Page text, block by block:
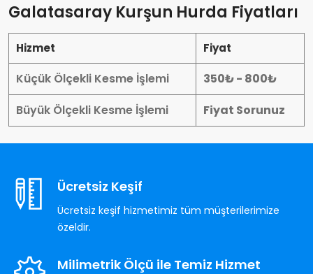
Galatasaray Kurşun Hurda Fiyatları
Hizmet Fiyat
Küçük Ölçekli Kesme İşlemi
350₺ - 800₺
Büyük Ölçekli Kesme İşlemi
Fiyat Sorunuz
Ücretsiz Keşif
Ücretsiz keşif hizmetimiz tüm müşterilerimize
özeldir.
Milimetrik Ölçü ile Temiz Hizmet